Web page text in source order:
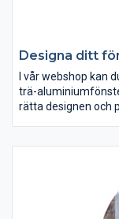
Designa ditt
I vår webshop kan
trä-
rätta designen och